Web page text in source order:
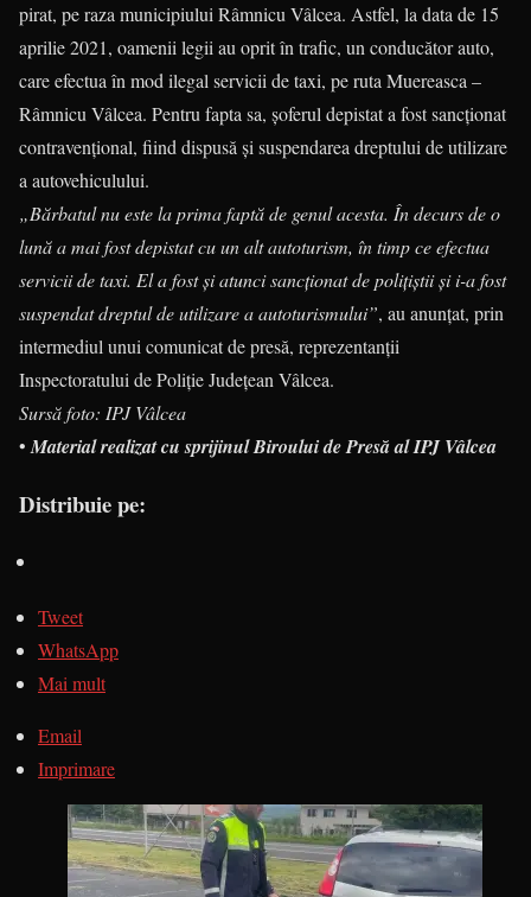
pirat, pe raza municipiului Râmnicu Vâlcea. Astfel, la data de 15
aprilie 2021, oamenii legii au oprit în trafic, un conducător auto,
care efectua în mod ilegal servicii de taxi, pe ruta Muereasca –
Râmnicu Vâlcea. Pentru fapta sa, șoferul depistat a fost sancționat
contravențional, fiind dispusă și suspendarea dreptului de utilizare
a autovehiculului.
„Bărbatul nu este la prima faptă de genul acesta. În decurs de o
lună a mai fost depistat cu un alt autoturism, în timp ce efectua
servicii de taxi. El a fost și atunci sancționat de polițiștii și i-a fost
suspendat dreptul de utilizare a autoturismului”, au anunțat, prin
intermediul unui comunicat de presă, reprezentanții
Inspectoratului de Poliție Județean Vâlcea.
Sursă foto: IPJ Vâlcea
• Material realizat cu sprijinul Biroului de Presă al IPJ Vâlcea
Distribuie pe:
Tweet
WhatsApp
Mai mult
Email
Imprimare